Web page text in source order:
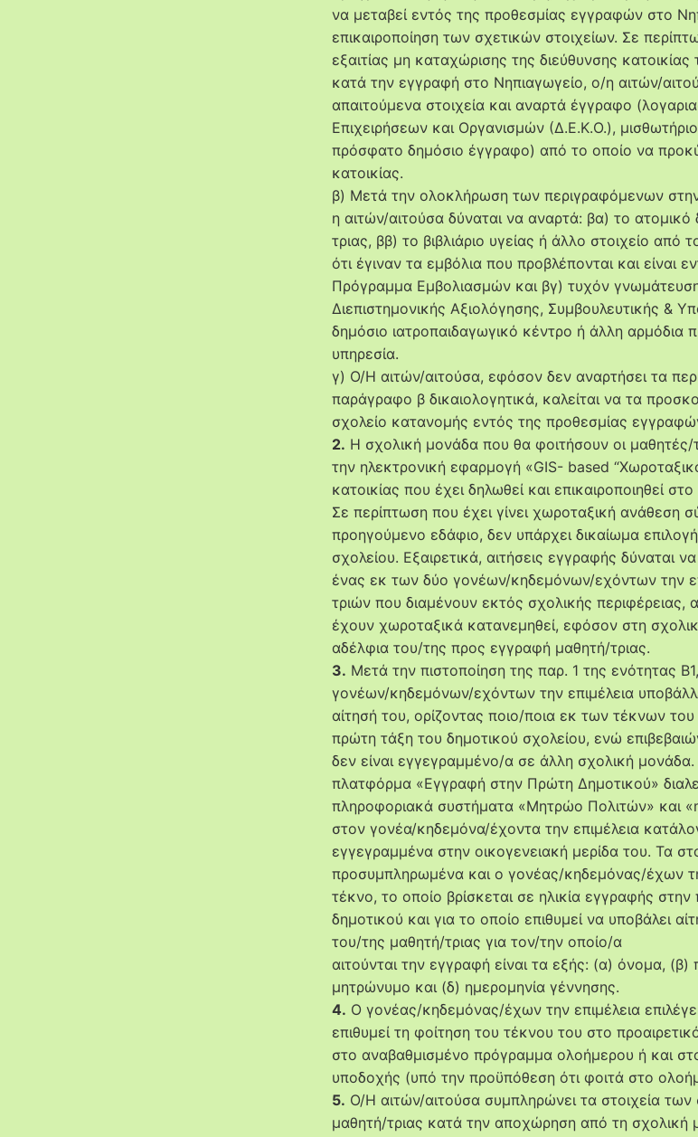
να μεταβεί εντός της προθεσμίας εγγραφών στο
επικαιροποίηση των σχετικών στοιχείων. Σε
εξαιτίας μη καταχώρισης της διεύθυνσης
κατά την εγγραφή στο Νηπιαγωγείο, ο/η αιτών/
απαιτούμενα στοιχεία και αναρτά έγγραφο
Επιχειρήσεων και Οργανισμών (Δ.Ε.Κ.Ο.),
πρόσφατο δημόσιο έγγραφο) από το οποίο να
κατοικίας.
β) Μετά την ολοκλήρωση των περιγραφόμενων
η αιτών/αιτούσα δύναται να αναρτά: βα) το ατομικό
τριας, ββ) το βιβλιάριο υγείας ή άλλο στοιχείο από
ότι έγιναν τα εμβόλια που προβλέπονται και είναι
Πρόγραμμα Εμβολιασμών και βγ) τυχόν
Διεπιστημονικής Αξιολόγησης, Συμβουλευτικής &
δημόσιο ιατροπαιδαγωγικό κέντρο ή άλλη αρμόδια
υπηρεσία.
γ) Ο/Η αιτών/αιτούσα, εφόσον δεν αναρτήσει τα
παράγραφο β δικαιολογητικά, καλείται να τα
σχολείο κατανομής εντός της προθεσμίας
2. Η σχολική μονάδα που θα φοιτήσουν οι μαθητές/
την ηλεκτρονική εφαρμογή «GIS- based
κατοικίας που έχει δηλωθεί και επικαιροποιηθεί
Σε περίπτωση που έχει γίνει χωροταξική ανάθεση
προηγούμενο εδάφιο, δεν υπάρχει δικαίωμα
σχολείου. Εξαιρετικά, αιτήσεις εγγραφής δύναται
ένας εκ των δύο γονέων/κηδεμόνων/εχόντων την
τριών που διαμένουν εκτός σχολικής περιφέρειας,
έχουν χωροταξικά κατανεμηθεί, εφόσον στη
αδέλφια του/της προς εγγραφή μαθητή/τριας.
3. Μετά την πιστοποίηση της παρ. 1 της ενότητας
γονέων/κηδεμόνων/εχόντων την επιμέλεια
αίτησή του, ορίζοντας ποιο/ποια εκ των τέκνων
πρώτη τάξη του δημοτικού σχολείου, ενώ
δεν είναι εγγεγραμμένο/α σε άλλη σχολική
πλατφόρμα «Εγγραφή στην Πρώτη Δημοτικού»
πληροφοριακά συστήματα «Μητρώο Πολιτών» και
στον γονέα/κηδεμόνα/έχοντα την επιμέλεια
εγγεγραμμένα στην οικογενειακή μερίδα του. Τα
προσυμπληρωμένα και ο γονέας/κηδεμόνας/έχων
τέκνο, το οποίο βρίσκεται σε ηλικία εγγραφής
δημοτικού και για το οποίο επιθυμεί να υποβάλει
του/της μαθητή/τριας για τον/την οποίο/α
αιτούνται την εγγραφή είναι τα εξής: (α) όνομα,
μητρώνυμο και (δ) ημερομηνία γέννησης.
4. Ο γονέας/κηδεμόνας/έχων την επιμέλεια
επιθυμεί τη φοίτηση του τέκνου του στο
στο αναβαθμισμένο πρόγραμμα ολοήμερου ή και
υποδοχής (υπό την προϋπόθεση ότι φοιτά στο
5. Ο/Η αιτών/αιτούσα συμπληρώνει τα στοιχεία
μαθητή/τριας κατά την αποχώρηση από τη σχολική